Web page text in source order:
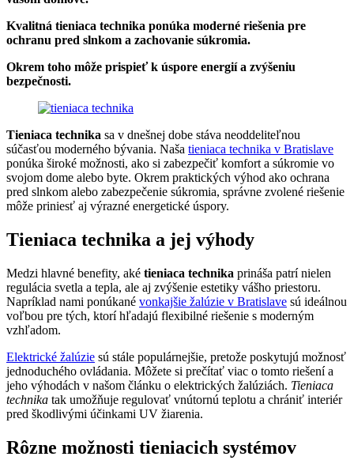
Kvalitná tieniaca technika ponúka moderné riešenia pre
ochranu pred slnkom a zachovanie súkromia.
Okrem toho môže prispieť k úspore energií a zvýšeniu
bezpečnosti.
Tieniaca technika sa v dnešnej dobe stáva neoddeliteľnou
súčasťou moderného bývania. Naša tieniaca technika v Bratislave
ponúka široké možnosti, ako si zabezpečiť komfort a súkromie vo
svojom dome alebo byte. Okrem praktických výhod ako ochrana
pred slnkom alebo zabezpečenie súkromia, správne zvolené riešenie
môže priniesť aj výrazné energetické úspory.
Tieniaca technika a jej výhody
Medzi hlavné benefity, aké tieniaca technika prináša patrí nielen
regulácia svetla a tepla, ale aj zvýšenie estetiky vášho priestoru.
Napríklad nami ponúkané vonkajšie žalúzie v Bratislave sú ideálnou
voľbou pre tých, ktorí hľadajú flexibilné riešenie s moderným
vzhľadom.
Elektrické žalúzie sú stále populárnejšie, pretože poskytujú možnosť
jednoduchého ovládania. Môžete si prečítať viac o tomto riešení a
jeho výhodách v našom článku o elektrických žalúziách. Tieniaca
technika tak umožňuje regulovať vnútornú teplotu a chrániť interiér
pred škodlivými účinkami UV žiarenia.
Rôzne možnosti tieniacich systémov